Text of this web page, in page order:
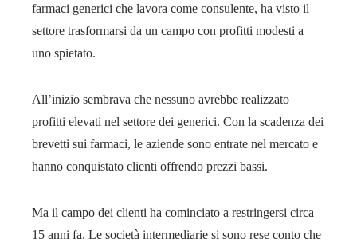
farmaci generici che lavora come consulente, ha visto il
settore trasformarsi da un campo con profitti modesti a
uno spietato.
All’inizio sembrava che nessuno avrebbe realizzato
profitti elevati nel settore dei generici. Con la scadenza dei
brevetti sui farmaci, le aziende sono entrate nel mercato e
hanno conquistato clienti offrendo prezzi bassi.
Ma il campo dei clienti ha cominciato a restringersi circa
15 anni fa. Le società intermediarie si sono rese conto che